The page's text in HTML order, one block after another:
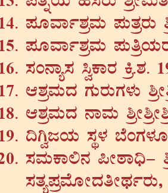
¥ÀÆªÁð±ÀæªÀÄ
¥ÀÆªÁð±ÀæªÀÄ
¸ÀA£Áå¸À ¹éPÁgÀ
D±ÀæªÀÄzÀ
D±ÀæªÀÄzÀ £ÁªÀÄ
¢VédAiÀÄ ¸ÀÜ¼À
¸ÀªÀÄPÁ°£À ¦ÃoÁ¢ü-